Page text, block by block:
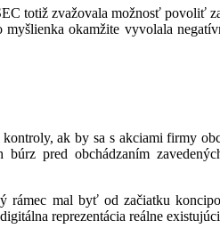
totiž zvažovala možnosť povoliť
okamžite vyvolala
ak by sa s akciami firmy
pred obchádzaním
rámec mal byť od začiatku
reprezentácia reálne